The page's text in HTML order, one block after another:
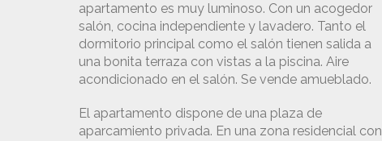
apartamento es muy luminoso. Con un acogedor
salón, cocina independiente y lavadero. Tanto el
dormitorio principal como el salón tienen salida a
una bonita terraza con vistas a la piscina. Aire
acondicionado en el salón. Se vende amueblado.
El apartamento dispone de una plaza de
aparcamiento privada. En una zona residencial con